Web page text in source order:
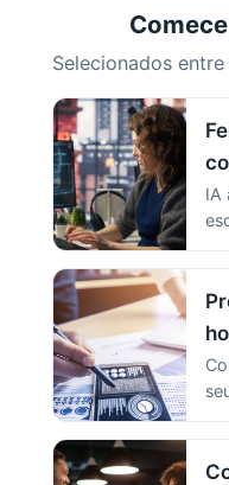
Selecionados
IA